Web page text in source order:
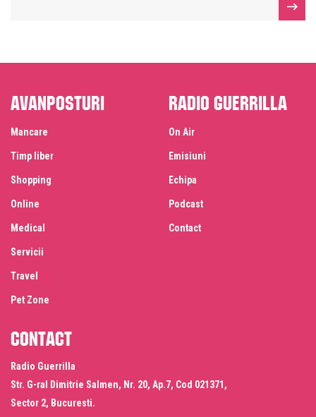
Avanposturi
Mancare
Timp liber
Shopping
Online
Medical
Servicii
Travel
Pet Zone
Radio Guerrilla
On Air
Emisiuni
Echipa
Podcast
Contact
Contact
Radio Guerrilla
Str. G-ral Dimitrie Salmen, Nr. 20, Ap.7, Cod 021371,
Sector 2, Bucuresti.